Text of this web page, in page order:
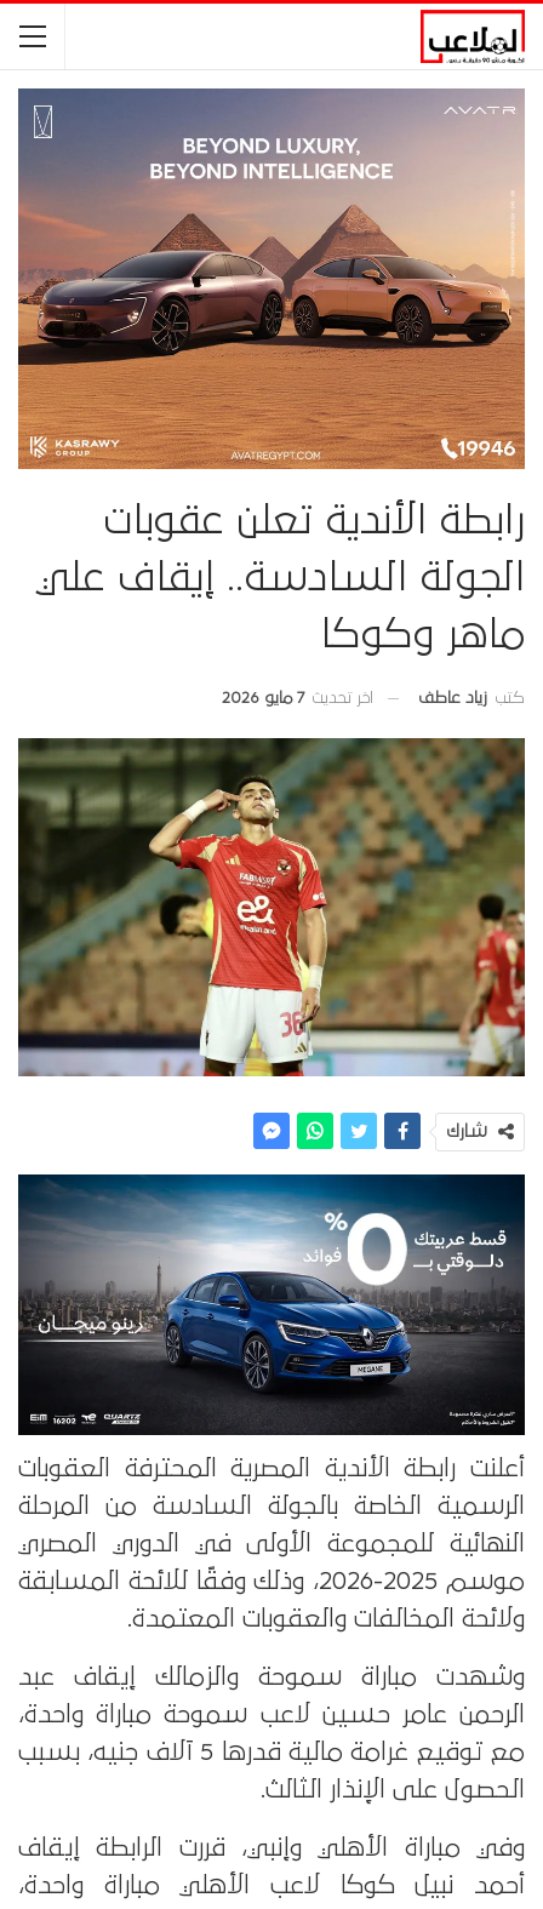
رابطة الأندية تعلن عقوبات
الجولة السادسة.. إيقاف علي
ماهر وكوكا
كتب زياد عاطف اخر تحديث 7 مايو 2026
شارك
أعلنت رابطة الأندية المصرية المحترفة العقوبات
الرسمية الخاصة بالجولة السادسة من المرحلة
النهائية للمجموعة الأولى في الدوري المصري
موسم 2025-2026، وذلك وفقًا للائحة المسابقة
ولائحة المخالفات والعقوبات المعتمدة.
وشهدت مباراة سموحة والزمالك إيقاف عبد
الرحمن عامر حسين لاعب سموحة مباراة واحدة،
مع توقيع غرامة مالية قدرها 5 آلاف جنيه، بسبب
الحصول على الإنذار الثالث.
وفي مباراة الأهلي وإنبي، قررت الرابطة إيقاف
أحمد نبيل كوكا لاعب الأهلي مباراة واحدة،